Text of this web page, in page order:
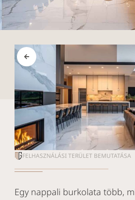
FELHASZNÁLÁSI TERÜLET BEMUTATÁSA
Egy nappali burkolata több,